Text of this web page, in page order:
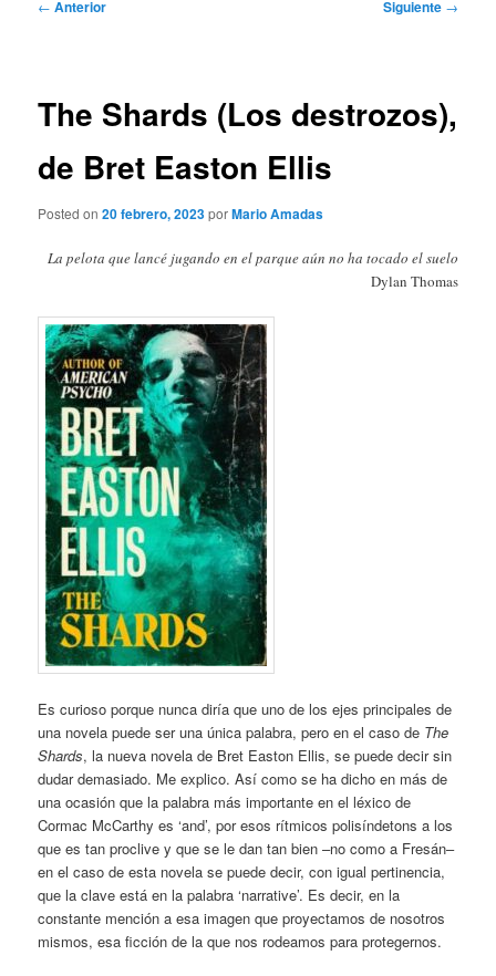
← Anterior Siguiente →
The Shards (Los destrozos),
de Bret Easton Ellis
Posted on20 febrero, 2023porMario Amadas
La pelota que lancé jugando en el parque aún no ha tocado el suelo
Dylan Thomas
Es curioso porque nunca diría que uno de los ejes principales de
una novela puede ser una única palabra, pero en el caso de The
Shards, la nueva novela de Bret Easton Ellis, se puede decir sin
dudar demasiado. Me explico. Así como se ha dicho en más de
una ocasión que la palabra más importante en el léxico de
Cormac McCarthy es ‘and’, por esos rítmicos polisíndetons a los
que es tan proclive y que se le dan tan bien –no como a Fresán–
en el caso de esta novela se puede decir, con igual pertinencia,
que la clave está en la palabra ‘narrative’. Es decir, en la
constante mención a esa imagen que proyectamos de nosotros
mismos, esa ficción de la que nos rodeamos para protegernos.